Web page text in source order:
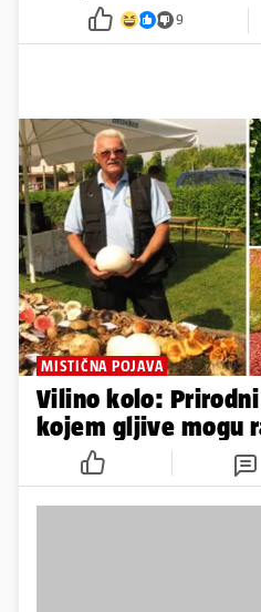
9
MISTIČNA POJAVA
Vilino kolo:
kojem gljive mogu